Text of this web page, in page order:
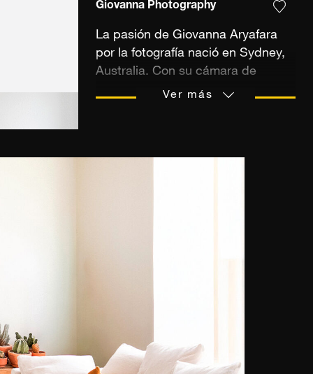
Giovanna Photography
La pasión de Giovanna Aryafara
por la fotografía nació en Sydney,
Australia. Con su cámara de
película Pentax fue amor a primera
«Bungalow Living Bali» así como en
su propia galería.
Ver más